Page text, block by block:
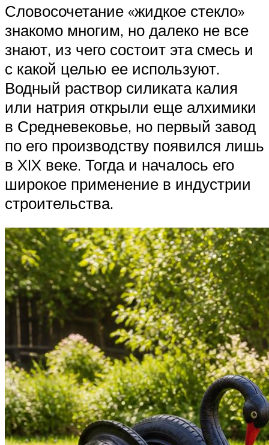
Словосочетание «жидкое стекло»
знакомо многим, но далеко не все
знают, из чего состоит эта смесь и
с какой целью ее используют.
Водный раствор силиката калия
или натрия открыли еще алхимики
в Средневековье, но первый завод
по его производству появился лишь
в XIX веке. Тогда и началось его
широкое применение в индустрии
строительства.